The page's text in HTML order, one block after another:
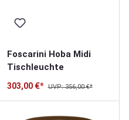
Foscarini Hoba Midi
Tischleuchte
303,00 €* UVP: 356,00 €*